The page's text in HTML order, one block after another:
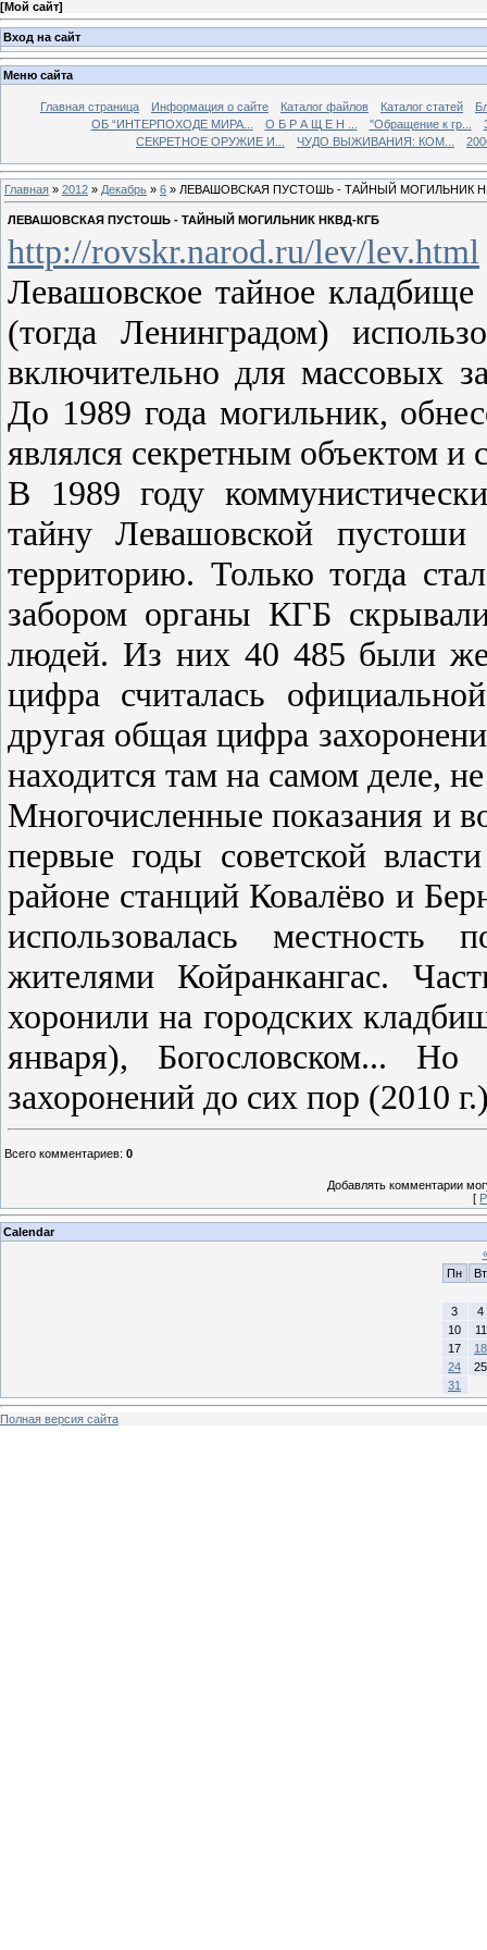
[Мой сайт]
Вход на сайт
Меню сайта
Главная страница Информация о сайте Каталог файлов Каталог статей
ОБ “ИНТЕРПОХОДЕ МИРА...
О Б Р А Щ Е Н ... "Обращение к гр...
СЕКРЕТНОЕ ОРУЖИЕ И...
ЧУДО ВЫЖИВАНИЯ: КОМ...
Главная » 2012 » Декабрь » 6 » ЛЕВАШОВСКАЯ ПУСТОШЬ - ТАЙНЫЙ МОГИЛЬНИК
ЛЕВАШОВСКАЯ ПУСТОШЬ - ТАЙНЫЙ МОГИЛЬНИК НКВД-КГБ
http://rovskr.narod.ru/lev/lev.html
Левашовское тайное
(тогда Ленинградом)
включительно для массовых
До 1989 года могильник,
являлся секретным объектом и
В 1989 году
тайну Левашовской
территорию. Только тогда
забором органы КГБ
людей. Из них 40 485 были
цифра считалась
другая общая цифра
находится там на самом деле,
Многочисленные показания и
первые годы советской
районе станций Ковалёво и
использовалась
жителями Койранкангас.
хоронили на городских
января), Богословском...
захоронений до сих пор (2010
Всего комментариев: 0
Добавлять комментарии
[
Calendar
Пн
Вт
3
4
10
11
17
18
24
25
31
Полная версия сайта